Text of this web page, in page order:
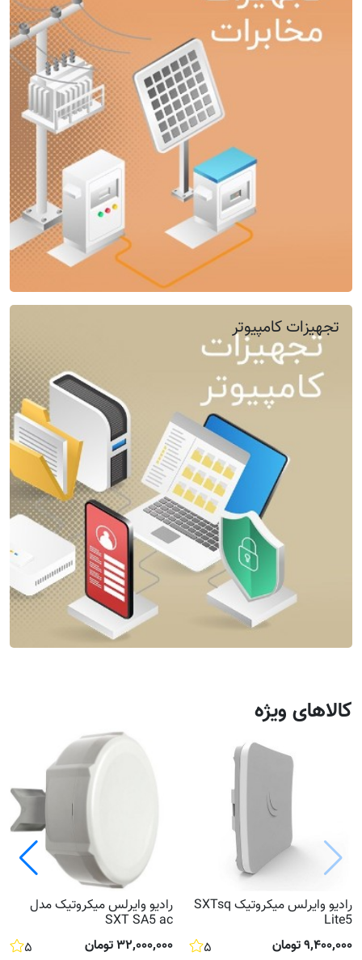
تجهیزات کامپیوتر
کالاهای ویژه
رادیو وایرلس میکروتیک SXTsq
Lite5
۵
۹٬۴۰۰٬۰۰۰ تومان
رادیو وایرلس میکروتیک مدل
SXT SA5 ac
۵
۳۲٬۰۰۰٬۰۰۰ تومان